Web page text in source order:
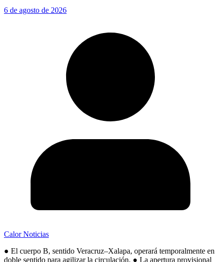
6 de agosto de 2026
Calor Noticias
● El cuerpo B, sentido Veracruz–Xalapa, operará temporalmente en
doble sentido para agilizar la circulación. ● La apertura provisional